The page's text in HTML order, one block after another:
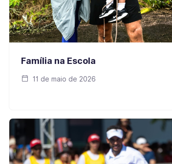
Família na Escola
11 de maio de 2026